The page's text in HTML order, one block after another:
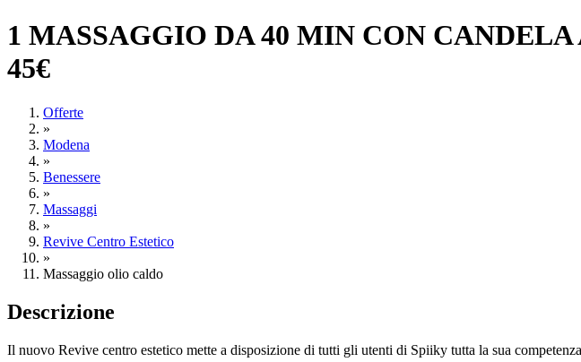
1 MASSAGGIO DA 40 MIN CON
45€
Offerte
»
Modena
»
Benessere
»
Massaggi
»
Revive Centro Estetico
»
Massaggio olio caldo
Descrizione
Il nuovo Revive centro estetico mette a disposizione di tutti gli utenti di Spiiky tutta la sua